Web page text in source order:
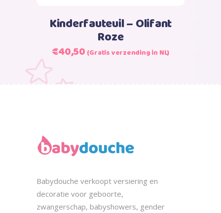
Kinderfauteuil – Olifant
Roze
Oorspronkelijke
prijs
was:
€40,50Huidige
(Gratis verzending in NL)
Babydouche verkoopt versiering en
decoratie voor geboorte,
zwangerschap, babyshowers, gender